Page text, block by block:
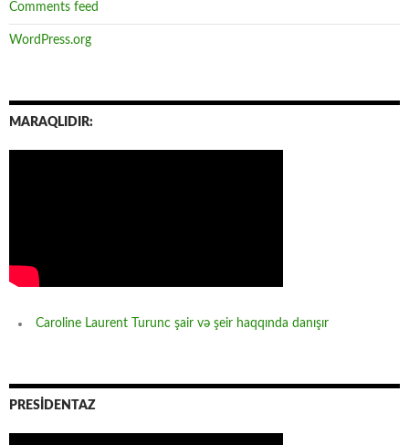
Comments feed
WordPress.org
MARAQLIDIR:
Caroline Laurent Turunc şair və şeir haqqında danışır
PRESİDENTAZ